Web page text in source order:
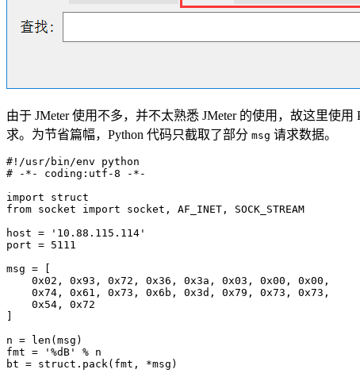
由于 JMeter 使用不多，并不太熟悉 JMeter 的使用，故这里使
求。为节省篇幅，Python 代码只截取了部分 msg 请求数据。
#!/usr/bin/env python
# -*- coding:utf-8 -*-
import struct
from socket import socket , AF_INET ,
SOCK_STREAM
host = ' 10.88.115.114 '
port = 5111
msg = [
    0x
02 , 0x93 , 0x72 , 0x36 , 0x3a , 0x03 , 0x00 , 0x00 ,
    0x
74 , 0x61 , 0x73 , 0x6b , 0x3d , 0x79 , 0x73 , 0x73 ,
    0x
54 , 0x72
]
n = len (msg )
fmt = ' %d B ' % n
bt = struct . pack ( fmt , *msg )